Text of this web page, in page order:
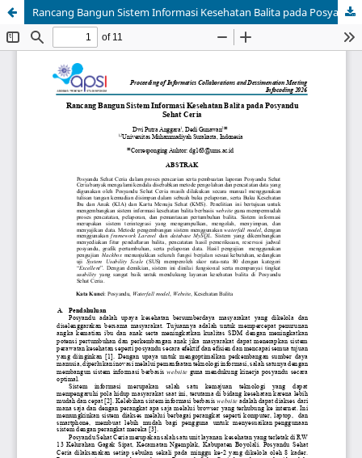
Rancang Bangun Sistem Informasi Kesehatan Balita pada Posyandu Sehat Ceria